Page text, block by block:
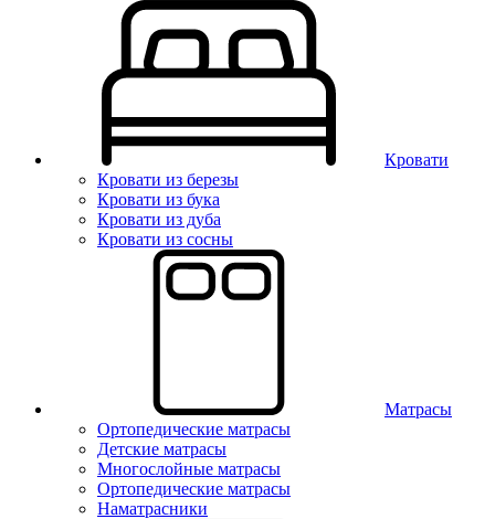
Кровати
Кровати из березы
Кровати из бука
Кровати из дуба
Кровати из сосны
Матрасы
Ортопедические матрасы
Детские матрасы
Многослойные матрасы
Ортопедические матрасы
Наматрасники